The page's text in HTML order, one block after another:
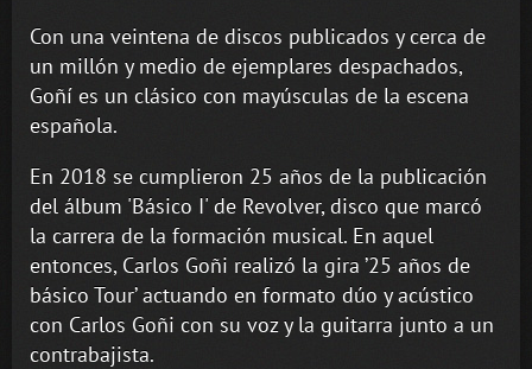
Con una veintena de discos publicados y cerca de
un millón y medio de ejemplares despachados,
Goñí es un clásico con mayúsculas de la escena
española.
En 2018 se cumplieron 25 años de la publicación
del álbum 'Básico I' de Revolver, disco que marcó
la carrera de la formación musical. En aquel
entonces, Carlos Goñi realizó la gira ’25 años de
básico Tour’ actuando en formato dúo y acústico
con Carlos Goñi con su voz y la guitarra junto a un
contrabajista.